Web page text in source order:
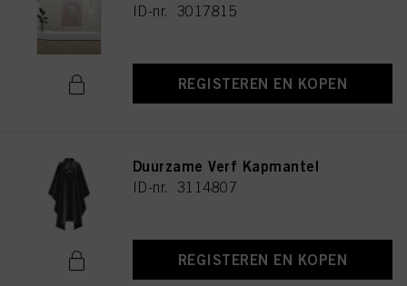
ID-nr. 3017815
REGISTEREN EN KOPEN
Duurzame Verf Kapmantel
ID-nr. 3114807
REGISTEREN EN KOPEN